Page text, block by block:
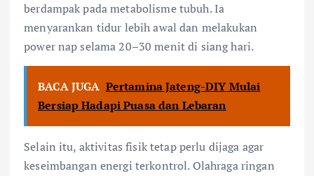
berdampak pada metabolisme tubuh. Ia
menyarankan tidur lebih awal dan melakukan
power nap selama 20–30 menit di siang hari.
BACA JUGA Pertamina Jateng-DIY Mulai
Bersiap Hadapi Puasa dan Lebaran
Selain itu, aktivitas fisik tetap perlu dijaga agar
keseimbangan energi terkontrol. Olahraga ringan